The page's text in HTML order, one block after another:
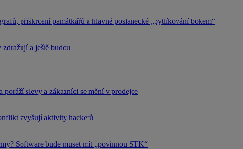
přiškrcení památkářů a hlavně poslanecké „pytlíkování bokem“
a ještě budou
poráží slevy a zákazníci se mění v prodejce
zvyšují aktivity hackerů
Software bude muset mít „povinnou STK“